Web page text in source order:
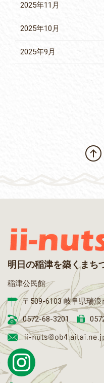
2025年11月
2025年10月
2025年9月
明日の稲津を築くまち
稲津公民館
〒509-6103 岐阜県瑞
0572-68-3201